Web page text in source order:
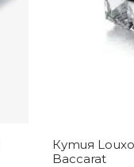
Кутия
Baccarat